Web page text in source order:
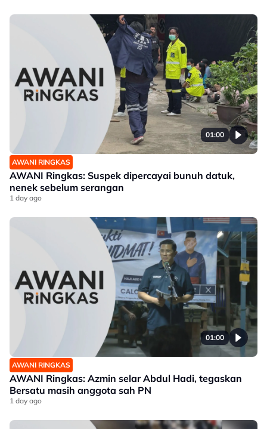
01:00
AWANI RINGKAS
AWANI Ringkas: Suspek dipercayai bunuh datuk,
nenek sebelum serangan
1 day ago
01:00
AWANI RINGKAS
AWANI Ringkas: Azmin selar Abdul Hadi, tegaskan
Bersatu masih anggota sah PN
1 day ago